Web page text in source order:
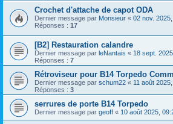
Crochet d'attache de capot ODA
Dernier message par Monsieur « 02 nov.
Réponses : 17
[B2] Restauration calandre
Dernier message par leNantais « 18 sept.
Réponses : 7
Rétroviseur pour B14 Torpedo
Dernier message par schum22 « 11 août
Réponses : 3
serrures de porte B14 Torpedo
Dernier message par geoff « 10 août 2025,